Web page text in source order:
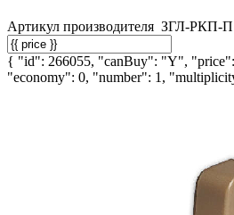
Артикул производителя ЗГЛ-РКП-П
{ "id": 266055, "canBuy": "Y",
"economy": 0, "number": 1,